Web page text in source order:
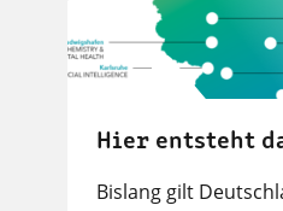
Hier entsteht
Bislang gilt